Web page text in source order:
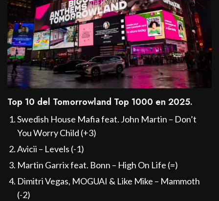
Top 10 del Tomorrowland Top 1000 en 2025.
Swedish House Mafia feat. John Martin – Don’t
You Worry Child (+3)
Avicii – Levels (-1)
Martin Garrix feat. Bonn – High On Life (=)
Dimitri Vegas, MOGUAI & Like Mike – Mammoth
(-2)